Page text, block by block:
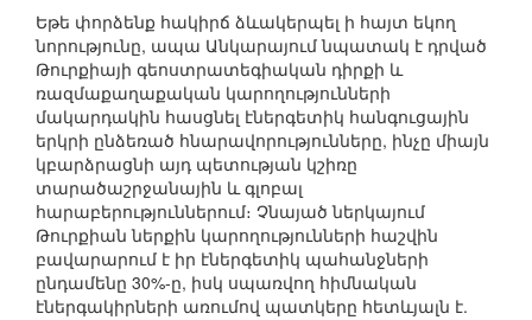
Եթե փորձենք հակիրճ ձևակերպել ի հայտ եկող
նորությունը, ապա Անկարայում նպատակ է դրված
Թուրքիայի գեոստրատեգիական դիրքի և
ռազմաքաղաքական կարողությունների
մակարդակին հասցնել էներգետիկ հանգուցային
երկրի ընձեռած հնարավորությունները, ինչը միայն
կբարձրացնի այդ պետության կշիռը
տարածաշրջանային և գլոբալ
հարաբերություններում։ Չնայած ներկայում
Թուրքիան ներքին կարողությունների հաշվին
բավարարում է իր էներգետիկ պահանջների
ընդամենը 30%-ը, իսկ սպառվող հիմնական
էներգակիրների առումով պատկերը հետևյալն է.